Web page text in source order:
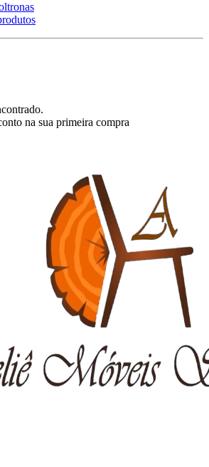
na sua primeira compra